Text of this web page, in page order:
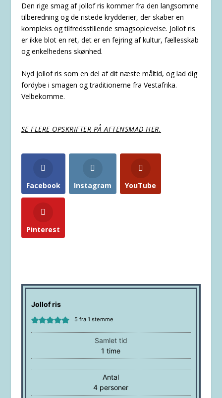
Den rige smag af jollof ris kommer fra den langsomme
tilberedning og de ristede krydderier, der skaber en
kompleks og tilfredsstillende smagsoplevelse. Jollof ris
er ikke blot en ret, det er en fejring af kultur, fællesskab
og enkelhedens skønhed.
Nyd jollof ris som en del af dit næste måltid, og lad dig
fordybe i smagen og traditionerne fra Vestafrika.
Velbekomme.
SE FLERE OPSKRIFTER PÅ AFTENSMAD HER.
Facebook Instagram YouTube
Pinterest
Jollof ris
5 fra 1 stemme
Samlet tid
1 time
time
Antal
4 personer